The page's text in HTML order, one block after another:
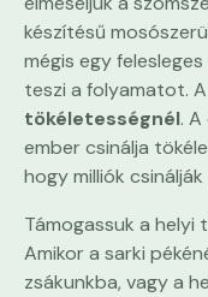
készítésű
mégis egy
teszi a folyamatot. A
tökéletességnél.
ember csinálja
hogy milliók csinálják
Támogassuk a helyi
Amikor a sarki
zsákunkba, vagy a